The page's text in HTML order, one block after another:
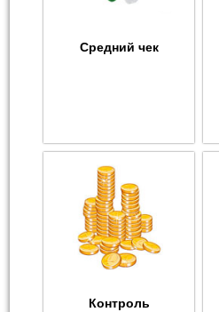
Средний чек
Контроль